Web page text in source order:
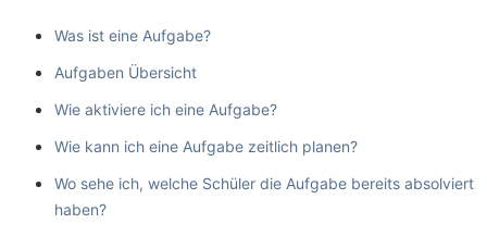
Was ist eine Aufgabe?
Aufgaben Übersicht
Wie aktiviere ich eine Aufgabe?
Wie kann ich eine Aufgabe zeitlich planen?
Wo sehe ich, welche Schüler die Aufgabe bereits absolviert
haben?